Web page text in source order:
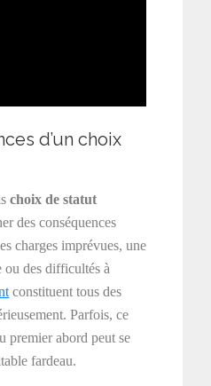
d’un choix
choix de statut
des conséquences
charges imprévues, une
des difficultés à
constituent tous des
Parfois, ce
premier abord peut se
fardeau.